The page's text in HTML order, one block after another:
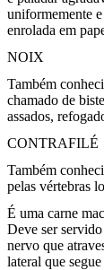
uniformemente
enrolada em
NOIX
Também
chamado de
assados,
CONTRAFILÉ
Também
pelas vértebras
É uma carne
Deve ser
nervo que
lateral que